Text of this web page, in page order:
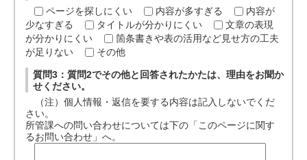
ページを探しにくい
内容が多すぎる
内容が
少なすぎる
タイトルが分かりにくい
文章の表現
が分かりにくい
箇条書きや表の活用など見せ方の工夫
が足りない
その他
質問3：質問2でその他と回答されたかたは、理由をお聞か
せください。
（注）個人情報・返信を要する内容は記入しないでくだ
さい。
所管課への問い合わせについては下の「このページに関す
るお問い合わせ」へ。